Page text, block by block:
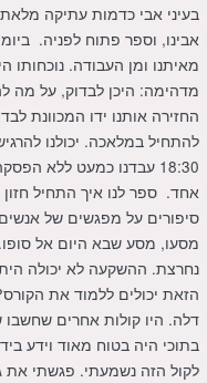
בעיני אבי כדמות עתיקה
אבינו, וספר פתוח לפניה.
מאיתנו ומן העבודה. נוכחותו
מדהימה: היכן לבדוק, על מה
החזירה אותנו ידו המכוונת
להתחיל במלאכה. יכולנו
18:30 עבדנו כמעט ללא
אחד. ספר לנו איך התחיל
סיפורים על מפגשים של אנשים
מסעו, מסע שבא היום אל
נחרצת. ההשקעה לא יכולה
הזאת יכולים ללמוד את
דלה. היו קולות אחרים שחשבו
בתוכי היה בטוח מאוד וידע
לקול הזה נשמעתי. פגשתי את